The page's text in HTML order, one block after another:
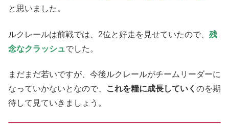
と思いました。
ルクレールは前戦では、2位と好走を見せていたので、 残
念なクラッシュでした。
まだまだ若いですが、今後ルクレールがチームリーダーに
なっていかないとなので、
これを糧に成長していく のを期
待して見ていきましょう。